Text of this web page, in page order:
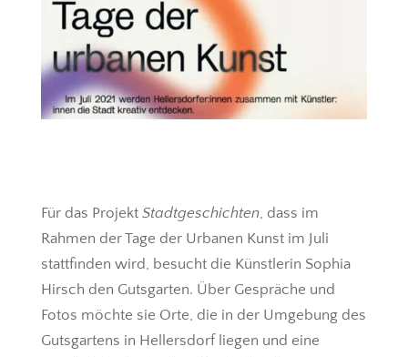
Für das Projekt Stadtgeschichten, dass im
Rahmen der Tage der Urbanen Kunst im Juli
stattfinden wird, besucht die Künstlerin Sophia
Hirsch den Gutsgarten. Über Gespräche und
Fotos möchte sie Orte, die in der Umgebung des
Gutsgartens in Hellersdorf liegen und eine